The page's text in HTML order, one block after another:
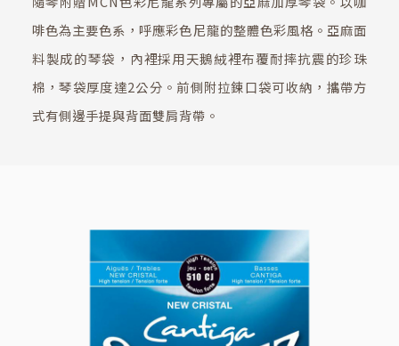
啡色為主要色系，呼應彩色尼龍的整體色彩風格。亞麻面
料製成的琴袋，內裡採用天鵝絨裡布覆耐摔抗震的珍珠
棉，琴袋厚度達2公分。前側附拉鍊口袋可收納，攜帶方
式有側邊手提與背面雙肩背帶。